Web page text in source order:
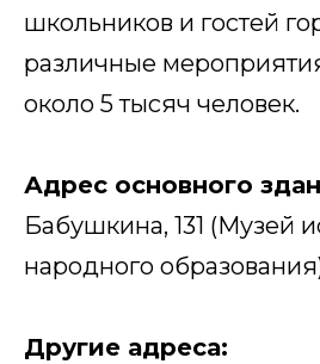
школьников и гостей
различные
около 5 тысяч человек.
Адрес основного
Бабушкина, 131 (Музей
народного
Другие адреса: